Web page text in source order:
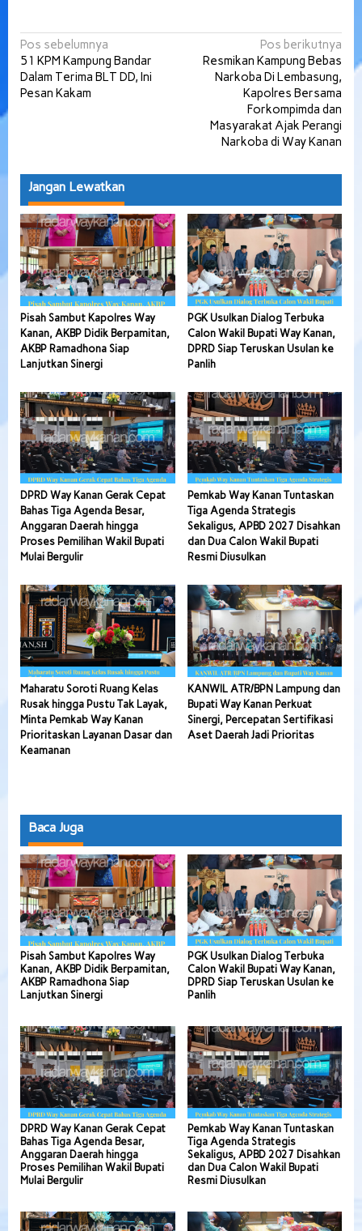
Navigasi
pos
Pos sebelumnya
51 KPM Kampung Bandar
Dalam Terima BLT DD, Ini
Pesan Kakam
Pos berikutnya
Resmikan Kampung Bebas
Narkoba Di Lembasung,
Kapolres Bersama
Forkompimda dan
Masyarakat Ajak Perangi
Narkoba di Way Kanan
Jangan Lewatkan
Pisah Sambut Kapolres Way
Kanan, AKBP Didik Berpamitan,
AKBP Ramadhona Siap
Lanjutkan Sinergi
PGK Usulkan Dialog Terbuka
Calon Wakil Bupati Way Kanan,
DPRD Siap Teruskan Usulan ke
Panlih
DPRD Way Kanan Gerak Cepat
Bahas Tiga Agenda Besar,
Anggaran Daerah hingga
Proses Pemilihan Wakil Bupati
Mulai Bergulir
Pemkab Way Kanan Tuntaskan
Tiga Agenda Strategis
Sekaligus, APBD 2027 Disahkan
dan Dua Calon Wakil Bupati
Resmi Diusulkan
Maharatu Soroti Ruang Kelas
Rusak hingga Pustu Tak Layak,
Minta Pemkab Way Kanan
Prioritaskan Layanan Dasar dan
Keamanan
KANWIL ATR/BPN Lampung dan
Bupati Way Kanan Perkuat
Sinergi, Percepatan Sertifikasi
Aset Daerah Jadi Prioritas
Baca Juga
Pisah Sambut Kapolres Way
Kanan, AKBP Didik Berpamitan,
AKBP Ramadhona Siap
Lanjutkan Sinergi
PGK Usulkan Dialog Terbuka
Calon Wakil Bupati Way Kanan,
DPRD Siap Teruskan Usulan ke
Panlih
DPRD Way Kanan Gerak Cepat
Bahas Tiga Agenda Besar,
Anggaran Daerah hingga
Proses Pemilihan Wakil Bupati
Mulai Bergulir
Pemkab Way Kanan Tuntaskan
Tiga Agenda Strategis
Sekaligus, APBD 2027 Disahkan
dan Dua Calon Wakil Bupati
Resmi Diusulkan